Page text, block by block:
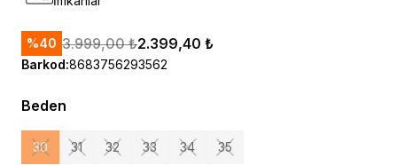
%40 3.999,00 ₺2.399,40 ₺
Barkod:8683756293562
Beden
30 31 32 33 34 35